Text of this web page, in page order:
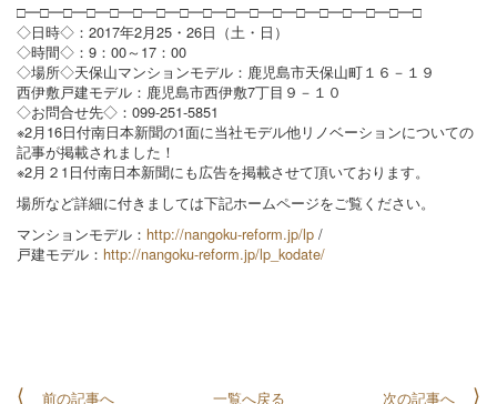
□━□━□━□━□━□━□━□━□━□━□━□━□━□━□━□━□━□
◇日時◇：2017年2月25・26日（土・日）
◇時間◇：9：00～17：00
◇場所◇天保山マンションモデル：鹿児島市天保山町１６－１９
西伊敷戸建モデル：鹿児島市西伊敷7丁目９－１０
◇お問合せ先◇：099‐251‐5851
※2月16日付南日本新聞の1面に当社モデル他リノベーションについての
記事が掲載されました！
※2月２1日付南日本新聞にも広告を掲載させて頂いております。
場所など詳細に付きましては下記ホームページをご覧ください。
マンションモデル： http://nangoku-reform.jp/lp /
戸建モデル： http://nangoku-reform.jp/lp_kodate/
前の記事へ 一覧へ戻る 次の記事へ